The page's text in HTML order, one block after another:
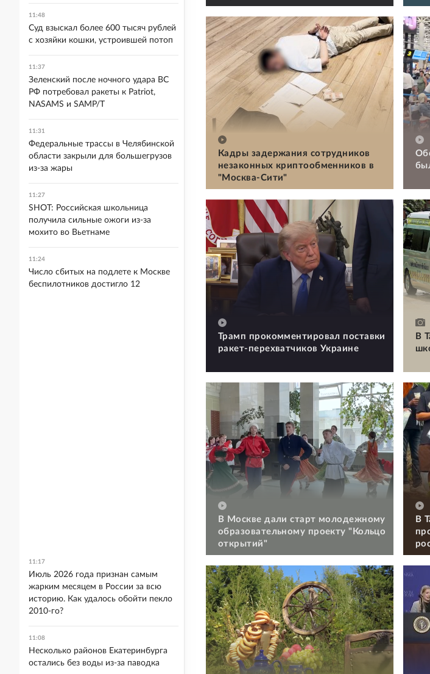
Кадры задержания сотрудников
незаконных криптообменников в
"Москва-Сити"
Трамп прокомментировал поставки
ракет-перехватчиков Украине
В
В Москве дали старт молодежному
образовательному проекту "Кольцо
открытий"
В
11:48
Суд взыскал более 600 тысяч рублей
с хозяйки кошки, устроившей потоп
11:37
Зеленский после ночного удара ВС
РФ потребовал ракеты к Patriot,
NASAMS и SAMP/T
11:31
Федеральные трассы в Челябинской
области закрыли для большегрузов
из-за жары
11:27
SHOT: Российская школьница
получила сильные ожоги из-за
мохито во Вьетнаме
11:24
Число сбитых на подлете к Москве
беспилотников достигло 12
11:17
Июль 2026 года признан самым
жарким месяцем в России за всю
историю. Как удалось обойти пекло
2010-го?
11:08
Несколько районов Екатеринбурга
остались без воды из-за паводка